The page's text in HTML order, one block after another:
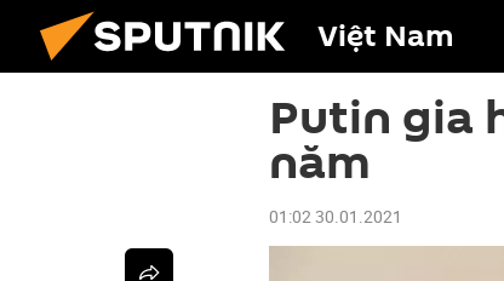
Việt Nam
Putin gia
năm
01:02 30.01.2021